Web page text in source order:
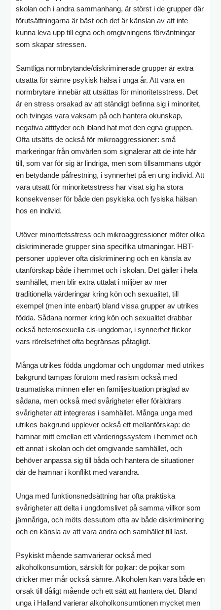
skolan och i andra sammanhang, är störst i de grupper där
förutsättningarna är bäst och det är känslan av att inte
kunna leva upp till egna och omgivningens förväntningar
som skapar stressen.
Samtliga normbrytande/diskriminerade grupper är extra
utsatta för sämre psykisk hälsa i unga år. Att vara en
normbrytare innebär att utsättas för minoritetsstress. Det
är en stress orsakad av att ständigt befinna sig i minoritet,
och tvingas vara vaksam på och hantera okunskap,
negativa attityder och ibland hat mot den egna gruppen.
Ofta utsätts de också för mikroaggressioner: små
markeringar från omvärlen som signalerar att de inte här
till, som var för sig är lindriga, men som tillsammans utgör
en betydande påfrestning, i synnerhet på en ung individ. Att
vara utsatt för minoritetsstress har visat sig ha stora
konsekvenser för både den psykiska och fysiska hälsan
hos en individ.
Utöver minoritetsstress och mikroaggressioner möter olika
diskriminerade grupper sina specifika utmaningar. HBT-
personer upplever ofta diskriminering och en känsla av
utanförskap både i hemmet och i skolan. Det gäller i hela
samhället, men blir extra uttalat i miljöer av mer
traditionella värderingar kring kön och sexualitet, till
exempel (men inte enbart) bland vissa grupper av utrikes
födda. Sådana normer kring kön och sexualitet drabbar
också heterosexuella cis-ungdomar, i synnerhet flickor
vars rörelsefrihet ofta begränsas påtagligt.
Många utrikes födda ungdomar och ungdomar med utrikes
bakgrund tampas förutom med rasism också med
traumatiska minnen eller en familjesituation präglad av
sådana, men också med svårigheter eller föräldrars
svårigheter att integreras i samhället. Många unga med
utrikes bakgrund upplever också ett mellanförskap: de
hamnar mitt emellan ett värderingssystem i hemmet och
ett annat i skolan och det omgivande samhället, och
behöver anpassa sig till båda och hantera de situationer
där de hamnar i konflikt med varandra.
Unga med funktionsnedsättning har ofta praktiska
svårigheter att delta i ungdomslivet på samma villkor som
jämnåriga, och möts dessutom ofta av både diskriminering
och en känsla av att vara andra och samhället till last.
Psykiskt mående samvarierar också med
alkoholkonsumtion, särskilt för pojkar: de pojkar som
dricker mer mår också sämre. Alkoholen kan vara både en
orsak till dåligt mående och ett sätt att hantera det. Bland
unga i Halland varierar alkoholkonsumtionen mycket men